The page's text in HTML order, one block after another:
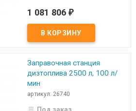
1 081 806 ₽
Заправочная станция
дизтоплива 2500 л, 100 л/
мин
артикул: 26740
Под заказ